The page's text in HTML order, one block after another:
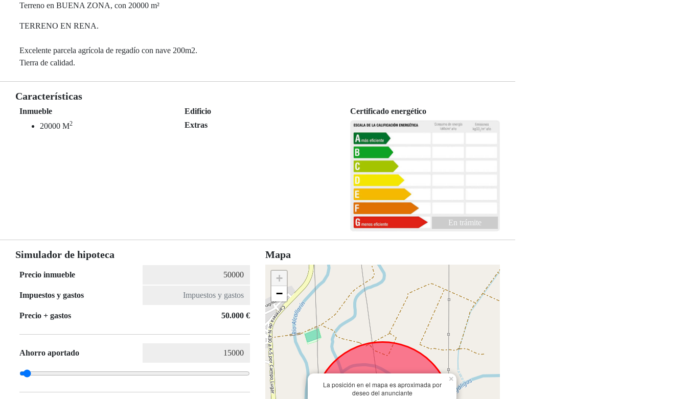
Terreno en BUENA ZONA, con 20000 m²
TERRENO EN RENA.
Excelente parcela agrícola de regadío con nave 200m2.
Tierra de calidad.
Características
Inmueble
20000 M2
Edificio
Extras
Certificado energético
En trámite
Simulador de hipoteca
Precio inmueble
Impuestos y gastos
Precio + gastos 50.000 €
Ahorro aportado
Mapa
La posición en el mapa es aproximada por
deseo del anunciante
×
+
−